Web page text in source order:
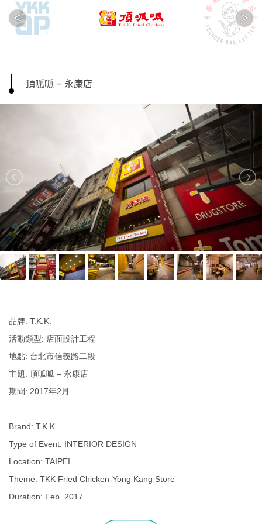
< >
頂呱呱 – 永康店
品牌: T.K.K.
活動類型: 店面設計工程
地點: 台北市信義路二段
主題: 頂呱呱 – 永康店
期間: 2017年2月
Brand: T.K.K.
Type of Event: INTERIOR DESIGN
Location: TAIPEI
Theme: TKK Fried Chicken-Yong Kang Store
Duration: Feb. 2017